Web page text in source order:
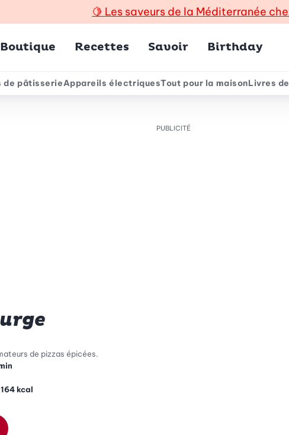
🍋 Les saveurs de la Méditerranée
principal
Boutique Recettes Savoir Birthday
de pâtisserieAppareils électriquesTout pour la maisonLivres
PUBLICITÉ
de pizzas épicées.
164 kcal